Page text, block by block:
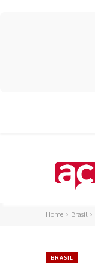
Home Brasil
BRASIL